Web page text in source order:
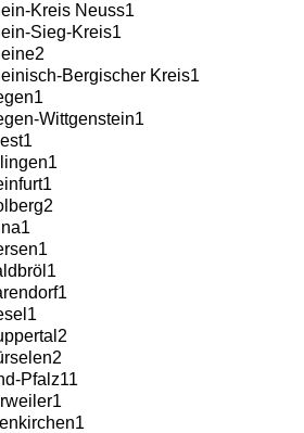
Kreis Neuss1
Sieg-Kreis1
2
Bergischer Kreis1
1
Wittgenstein1
1
1
1
2
1
1
1
1
1
2
2
Pfalz11
1
1